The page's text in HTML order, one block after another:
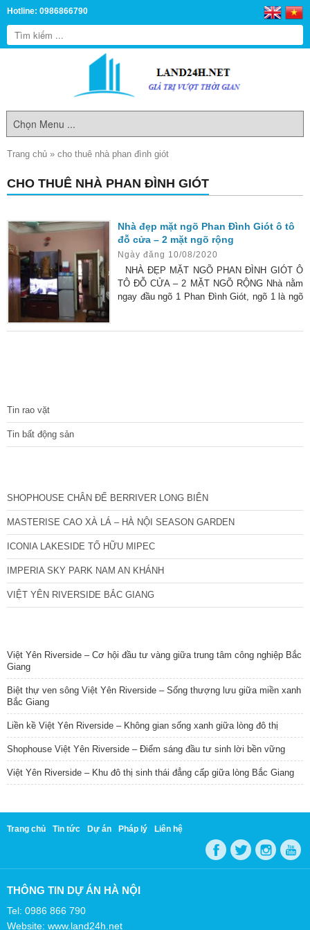
Hotline: 0986866790
Trang chủ » cho thuê nhà phan đình giót
CHO THUÊ NHÀ PHAN ĐÌNH GIÓT
Nhà đẹp mặt ngõ Phan Đình Giót ô tô
đỗ cửa – 2 mặt ngõ rộng
Ngày đăng 10/08/2020
NHÀ ĐẸP MẶT NGÕ PHAN ĐÌNH GIÓT Ô
TÔ ĐỖ CỬA – 2 MẶT NGÕ RỘNG Nhà nằm
ngay đầu ngõ 1 Phan Đình Giót, ngõ 1 là ngõ
Tin rao vặt
Tin bất động sản
SHOPHOUSE CHÂN ĐẾ BERRIVER LONG BIÊN
MASTERISE CAO XÀ LÁ – HÀ NỘI SEASON GARDEN
ICONIA LAKESIDE TỐ HỮU MIPEC
IMPERIA SKY PARK NAM AN KHÁNH
VIỆT YÊN RIVERSIDE BẮC GIANG
Việt Yên Riverside – Cơ hội đầu tư vàng giữa trung tâm công nghiệp Bắc
Giang
Biệt thự ven sông Việt Yên Riverside – Sống thượng lưu giữa miền xanh
Bắc Giang
Liền kề Việt Yên Riverside – Không gian sống xanh giữa lòng đô thị
Shophouse Việt Yên Riverside – Điểm sáng đầu tư sinh lời bền vững
Việt Yên Riverside – Khu đô thị sinh thái đẳng cấp giữa lòng Bắc Giang
Trang chủ Tin tức Dự án Pháp lý Liên hệ
THÔNG TIN DỰ ÁN HÀ NỘI
Tel: 0986 866 790
Website: www.land24h.net